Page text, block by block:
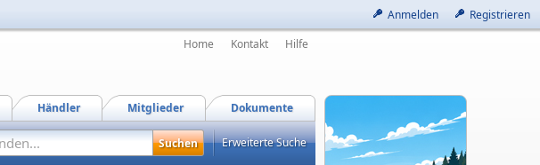
Anmelden Registrieren
Home Kontakt Hilfe
Dokumente
Mitglieder
Händler
Erweiterte Suche